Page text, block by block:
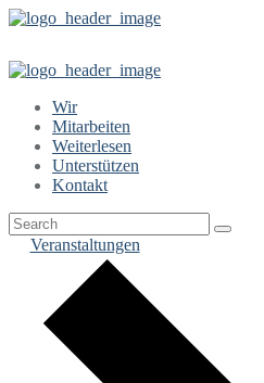
Wir
Mitarbeiten
Weiterlesen
Unterstützen
Kontakt
Veranstaltungen